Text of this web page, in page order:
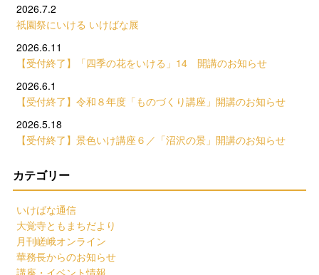
2026.7.2
祇園祭にいける いけばな展
2026.6.11
【受付終了】「四季の花をいける」14 開講のお知らせ
2026.6.1
【受付終了】令和８年度「ものづくり講座」開講のお知らせ
2026.5.18
【受付終了】景色いけ講座６／「沼沢の景」開講のお知らせ
カテゴリー
いけばな通信
大覚寺ともまちだより
月刊嵯峨オンライン
華務長からのお知らせ
講座・イベント情報